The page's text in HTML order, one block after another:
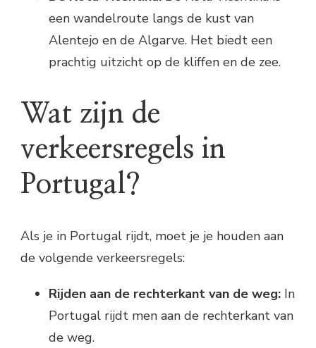
een wandelroute langs de kust van
Alentejo en de Algarve. Het biedt een
prachtig uitzicht op de kliffen en de zee.
Wat zijn de
verkeersregels in
Portugal?
Als je in Portugal rijdt, moet je je houden aan
de volgende verkeersregels:
Rijden aan de rechterkant van de weg: In
Portugal rijdt men aan de rechterkant van
de weg.